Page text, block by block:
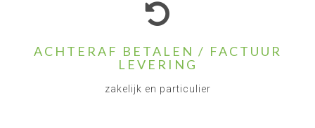
ACHTERAF BETALEN / FACTUUR
LEVERING
zakelijk en particulier